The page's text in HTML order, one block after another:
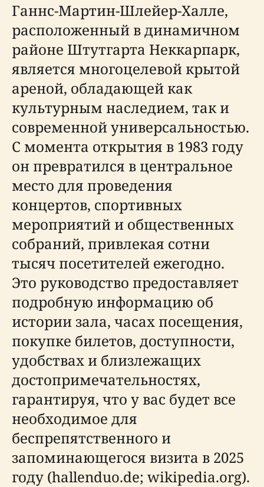
Ганнс-Мартин-Шлейер-Халле,
расположенный в динамичном
районе Штутгарта Неккарпарк,
является многоцелевой крытой
ареной, обладающей как
культурным наследием, так и
современной универсальностью.
С момента открытия в 1983 году
он превратился в центральное
место для проведения
концертов, спортивных
мероприятий и общественных
собраний, привлекая сотни
тысяч посетителей ежегодно.
Это руководство предоставляет
подробную информацию об
истории зала, часах посещения,
покупке билетов, доступности,
удобствах и близлежащих
достопримечательностях,
гарантируя, что у вас будет все
необходимое для
беспрепятственного и
запоминающегося визита в 2025
году (hallenduo.de; wikipedia.org).